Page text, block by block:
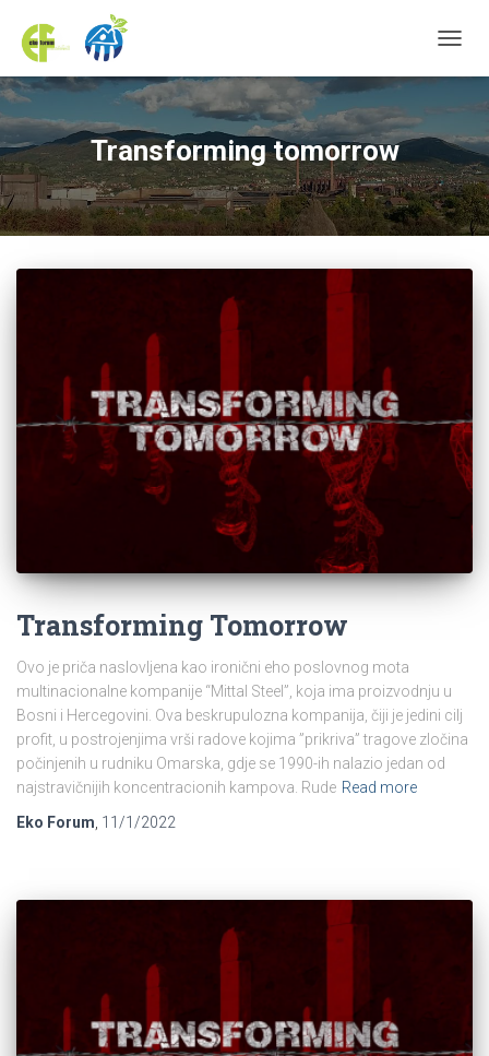
Transforming tomorrow
Transforming Tomorrow
Ovo je priča naslovljena kao ironični eho poslovnog mota
multinacionalne kompanije “Mittal Steel”, koja ima proizvodnju u
Bosni i Hercegovini. Ova beskrupulozna kompanija, čiji je jedini cilj
profit, u postrojenjima vrši radove kojima ”prikriva” tragove zločina
počinjenih u rudniku Omarska, gdje se 1990-ih nalazio jedan od
najstravičnijih koncentracionih kampova. Rude Read more
Eko Forum 11/1/2022